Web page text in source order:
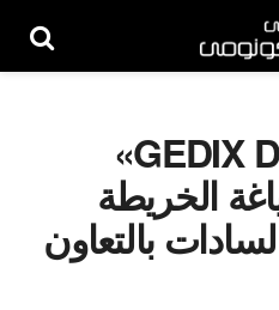
«GEDIX Developments»
الخريطة
بالتعاون